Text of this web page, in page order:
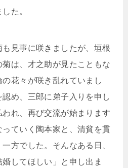
た。
見事に咲きましたが、垣根
は、才之助が見たこともな
花々が咲き乱れていまし
め、三郎に弟子入りを申し
れ、再び交流が始まります
ていく陶本家と、清貧を貫
方でした。そんなある日、
してほしい」と申し出ま